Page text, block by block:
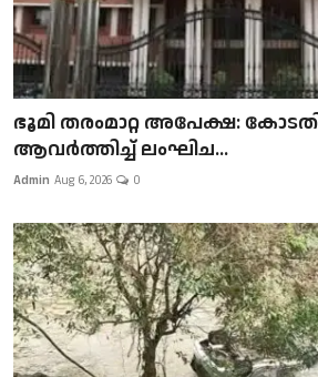
ഭൂമി തരംമാറ്റ അപേക്ഷ:
ആവർത്തിച്ച് ലംഘിച...
Admin Aug 6, 2026 0